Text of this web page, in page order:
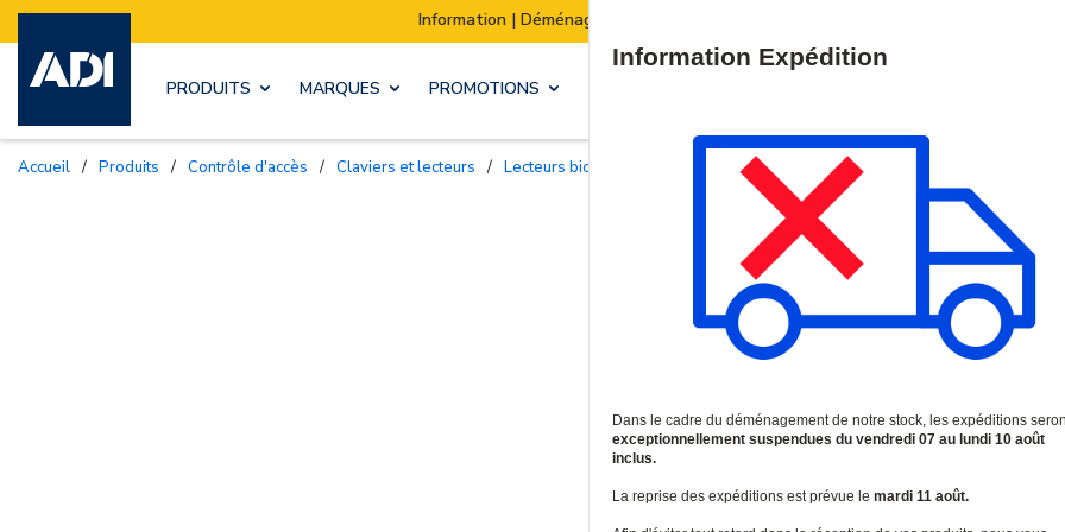
Information | Déménagement de notre stock : Les expéditions seront suspendues du 07 au 10 août inclus.
PRODUITS MARQUES PROMOTIONS
Accueil / Produits / Contrôle d'accès / Claviers et lecteurs / Lecteurs biométriques